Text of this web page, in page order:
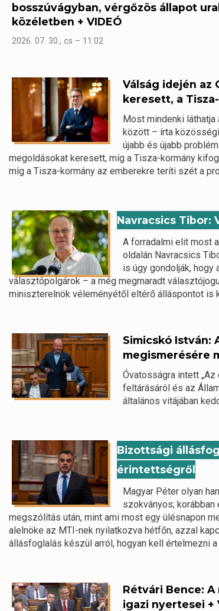
bosszúvágyban, vérgőzös állapot
közéletben + VIDEÓ
2026. 07. 30., cs – 11:02
Válság idején az
keresett, a
Most mindenki
között – írta
újabb és újabb
megoldásokat keresett, míg a Tisza-kormány
míg a Tisza-kormány az emberekre teríti szét a
Navracsics Tibor:
A forradalmi elit most
oldalán Navracsics
is úgy gondolják,
választópolgárok – a még megmaradt
miniszterelnök véleményétől eltérő álláspontot is
Simicskó István:
megismerésére
Óvatosságra intett
feltárásáról és az
általános vitájában
Bizottsági
érintettségről
Magyar Péter olyan
szokványos;
megszólítás után, mint ami most egy ülésnapon
alelnöke az MTI-nek nyilatkozva hétfőn, azzal
állásfoglalás készül arról, hogyan kell értelmezni
Rétvári Bence:
igazi nyertesei +